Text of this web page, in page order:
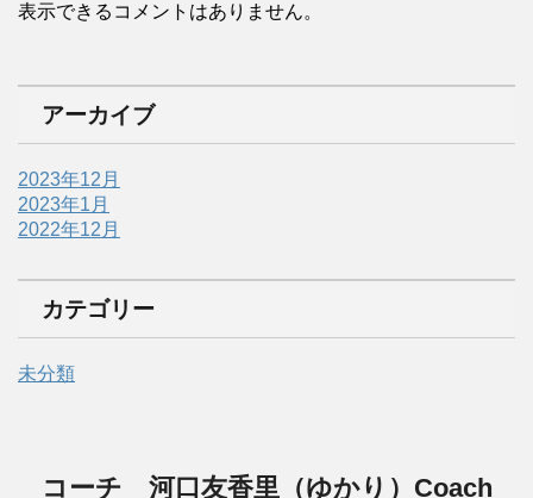
表示できるコメントはありません。
アーカイブ
2023年12月
2023年1月
2022年12月
カテゴリー
未分類
コーチ 河口友香里（ゆかり）Coach